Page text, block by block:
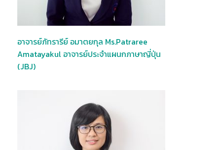
อาจารย์ภัทรารีย์ อมาตยกุล Ms.Patraree
Amatayakul อาจารย์ประจำแผนกภาษาญี่ปุ่น
(JBJ)